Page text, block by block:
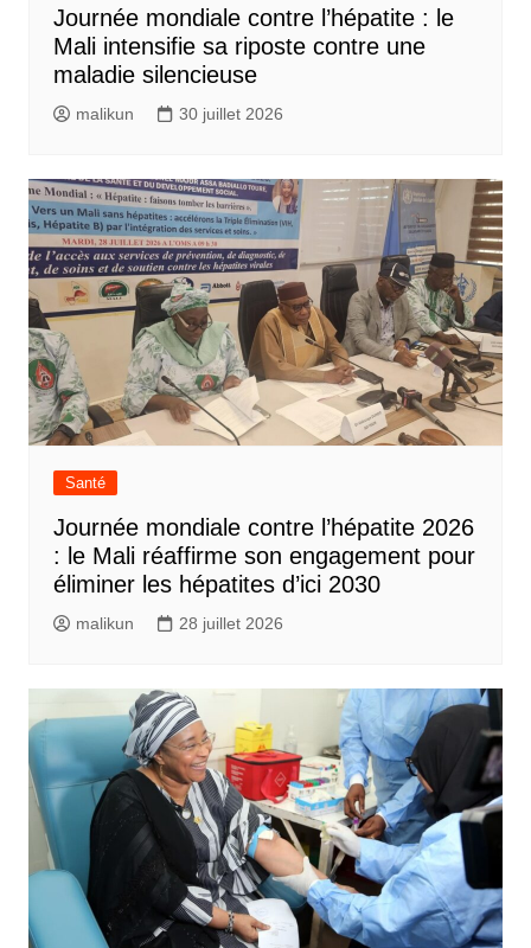
Journée mondiale contre l’hépatite : le
Mali intensifie sa riposte contre une
maladie silencieuse
malikun 30 juillet 2026
Santé
Journée mondiale contre l’hépatite 2026
: le Mali réaffirme son engagement pour
éliminer les hépatites d’ici 2030
malikun 28 juillet 2026